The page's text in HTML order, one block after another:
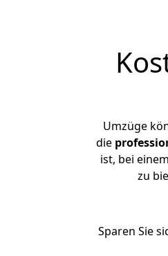
Umzüge
die
ist, bei
zu
Sparen Sie